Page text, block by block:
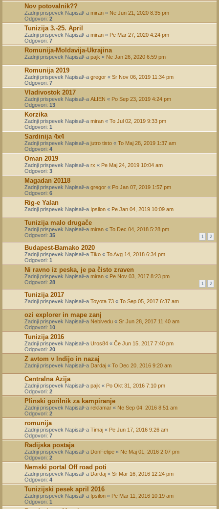
Nov potovalnik??
Zadnji prispevek Napisal/-a miran « Ne Jun 21, 2020 8:35 pm
Odgovori: 2
Tunizija 3.-25. April
Zadnji prispevek Napisal/-a miran « Pe Mar 27, 2020 4:24 pm
Odgovori: 7
Romunija-Moldavija-Ukrajina
Zadnji prispevek Napisal/-a pajk « Ne Jan 26, 2020 6:59 pm
Romunija 2019
Zadnji prispevek Napisal/-a gregor « Sr Nov 06, 2019 11:34 pm
Odgovori: 7
Vladivostok 2017
Zadnji prispevek Napisal/-a AŁIEN « Po Sep 23, 2019 4:24 pm
Odgovori: 13
Korzika
Zadnji prispevek Napisal/-a miran « To Jul 02, 2019 9:33 pm
Odgovori: 1
Sardinija 4x4
Zadnji prispevek Napisal/-a jutro tisto « To Maj 28, 2019 1:37 am
Odgovori: 4
Oman 2019
Zadnji prispevek Napisal/-a rx « Pe Maj 24, 2019 10:04 am
Odgovori: 3
Magadan 20118
Zadnji prispevek Napisal/-a gregor « Po Jan 07, 2019 1:57 pm
Odgovori: 6
Rig-e Yalan
Zadnji prispevek Napisal/-a Ipsilon « Pe Jan 04, 2019 10:09 am
Tunizija malo drugače
Zadnji prispevek Napisal/-a miran « To Dec 04, 2018 5:28 pm
Odgovori: 35 1 2
Budapest-Bamako 2020
Zadnji prispevek Napisal/-a Tiko « To Avg 14, 2018 6:34 pm
Odgovori: 1
Ni ravno iz peska, je pa čisto zraven
Zadnji prispevek Napisal/-a miran « Pe Nov 03, 2017 8:23 pm
Odgovori: 28 1 2
Tunizija 2017
Zadnji prispevek Napisal/-a Toyota 73 « To Sep 05, 2017 6:37 am
ozi explorer in mape zanj
Zadnji prispevek Napisal/-a Nebivedu « Sr Jun 28, 2017 11:40 am
Odgovori: 10
Tunizija 2016
Zadnji prispevek Napisal/-a Uros84 « Če Jun 15, 2017 7:40 pm
Odgovori: 20
Z avtom v Indijo in nazaj
Zadnji prispevek Napisal/-a Dardaj « To Dec 20, 2016 9:20 am
Centralna Azija
Zadnji prispevek Napisal/-a pajk « Po Okt 31, 2016 7:10 pm
Odgovori: 2
Plinski gorilnik za kampiranje
Zadnji prispevek Napisal/-a reklamar « Ne Sep 04, 2016 8:51 am
Odgovori: 2
romunija
Zadnji prispevek Napisal/-a Timaj « Pe Jun 17, 2016 9:26 am
Odgovori: 7
Radijska postaja
Zadnji prispevek Napisal/-a DonFelipe « Ne Maj 01, 2016 2:07 pm
Odgovori: 2
Nemski portal Off road poti
Zadnji prispevek Napisal/-a Dardaj « Sr Mar 16, 2016 12:24 pm
Odgovori: 4
Tunizijski pesek april 2016
Zadnji prispevek Napisal/-a Ipsilon « Pe Mar 11, 2016 10:19 am
Odgovori: 1